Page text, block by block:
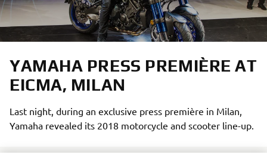
YAMAHA PRESS PREMIÈRE AT
EICMA, MILAN
Last night, during an exclusive press première in Milan,
Yamaha revealed its 2018 motorcycle and scooter line-up.